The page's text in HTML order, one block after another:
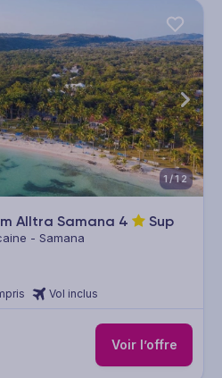
1/12
Alltra Samana 4 Sup
- Samana
Vol inclus
Voir l’offre